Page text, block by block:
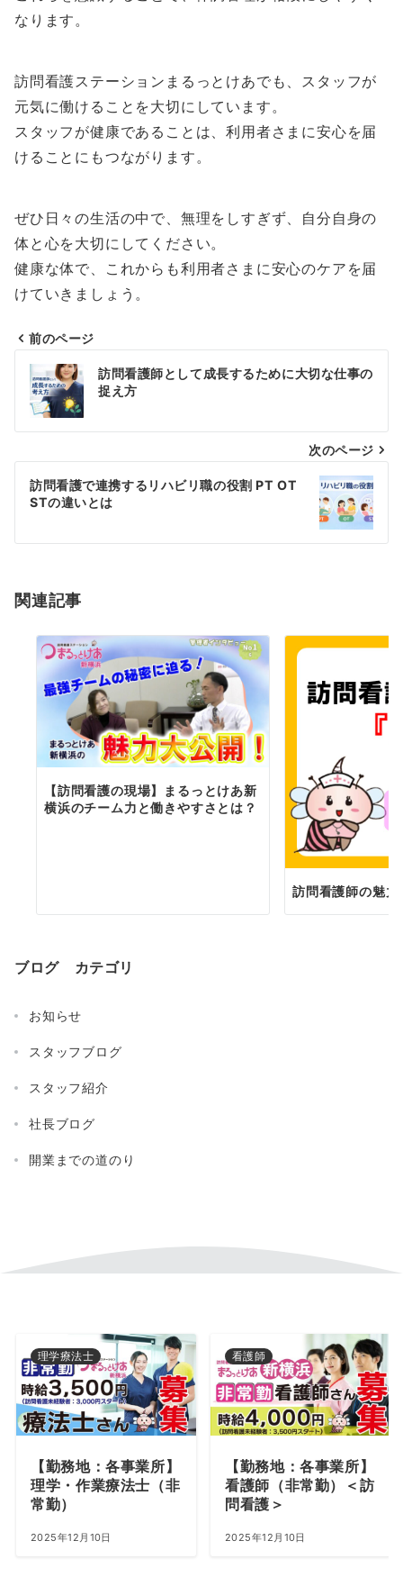
なります。
訪問看護ステーションまるっとけあでも、スタッフが
元気に働けることを大切にしています。
スタッフが健康であることは、利用者さまに安心を届
けることにもつながります。
ぜひ日々の生活の中で、無理をしすぎず、自分自身の
体と心を大切にしてください。
健康な体で、これからも利用者さまに安心のケアを届
けていきましょう。
投
稿
ゲ
ー
シ
ン
前のページ
訪問看護師として成長するために大切な仕事の
捉え方
次のページ
訪問看護で連携するリハビリ職の役割 PT OT
STの違いとは
関連記事
【訪問看護の現場】まるっとけあ新
横浜のチーム力と働きやすさとは？
訪問看護師の魅力
ブログ カテゴリ
お知らせ
スタッフブログ
スタッフ紹介
社長ブログ
開業までの道のり
理学療法士
【勤務地：各事業所】
理学・作業療法士（非
常勤）
2025年12月10日
看護師
【勤務地：各事業所】
看護師（非常勤）＜訪
問看護＞
2025年12月10日